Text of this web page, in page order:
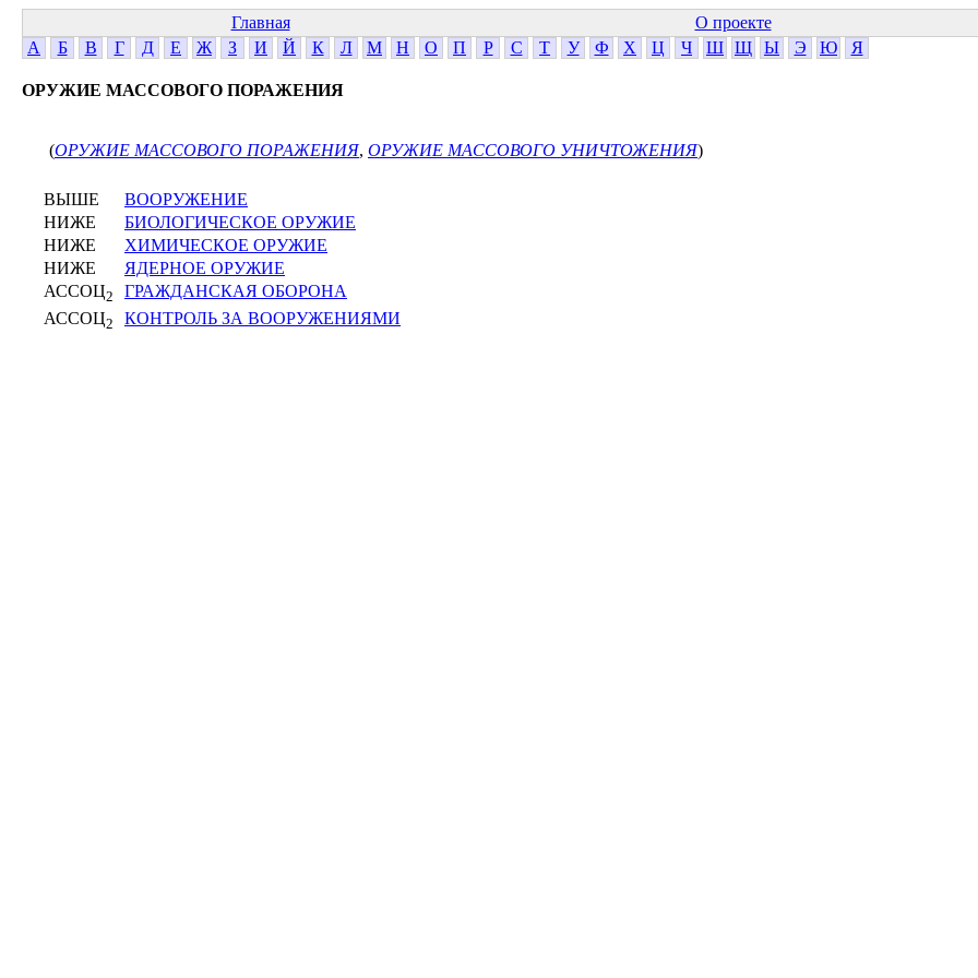
Главная О проекте
А
Б В Г Д Е Ж З И Й К Л М Н О П Р С Т У Ф Х Ц Ч Ш Щ Ы Э Ю Я
ОРУЖИЕ МАССОВОГО ПОРАЖЕНИЯ
(ОРУЖИЕ МАССОВОГО ПОРАЖЕНИЯ, ОРУЖИЕ МАССОВОГО УНИЧТОЖЕНИЯ)
ВЫШЕ
ВООРУЖЕНИЕ
НИЖЕ
БИОЛОГИЧЕСКОЕ ОРУЖИЕ
НИЖЕ
ХИМИЧЕСКОЕ ОРУЖИЕ
НИЖЕ
ЯДЕРНОЕ ОРУЖИЕ
АССОЦ2
ГРАЖДАНСКАЯ ОБОРОНА
АССОЦ2 КОНТРОЛЬ ЗА ВООРУЖЕНИЯМИ